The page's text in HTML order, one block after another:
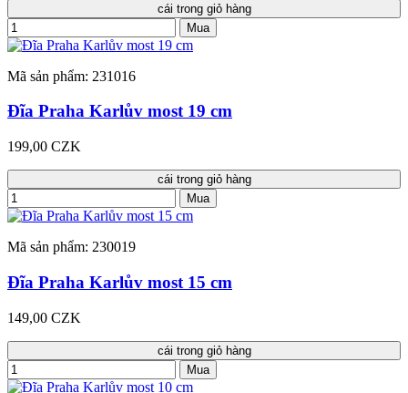
cái trong giỏ hàng
Mua
Mã sản phẩm: 231016
Đĩa Praha Karlův most 19 cm
199,00 CZK
cái trong giỏ hàng
Mua
Mã sản phẩm: 230019
Đĩa Praha Karlův most 15 cm
149,00 CZK
cái trong giỏ hàng
Mua